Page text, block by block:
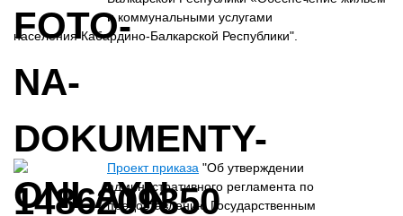
и коммунальными услугами
населения Кабардино-Балкарской Республики".
Проект приказа "Об утверждении
административного регламента по
предоставлению Государственным